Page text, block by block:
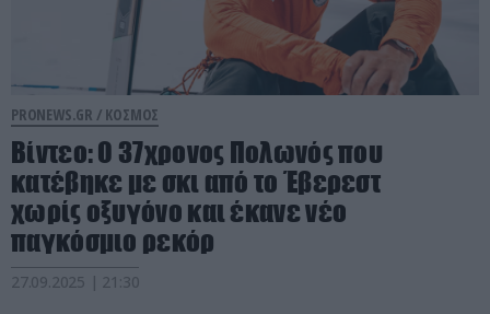
PRONEWS.GR / ΚΟΣΜΟΣ
Βίντεο: Ο 37χρονος Πολωνός που
κατέβηκε με σκι από το Έβερεστ
χωρίς οξυγόνο και έκανε νέο
παγκόσμιο ρεκόρ
27.09.2025 | 21:30